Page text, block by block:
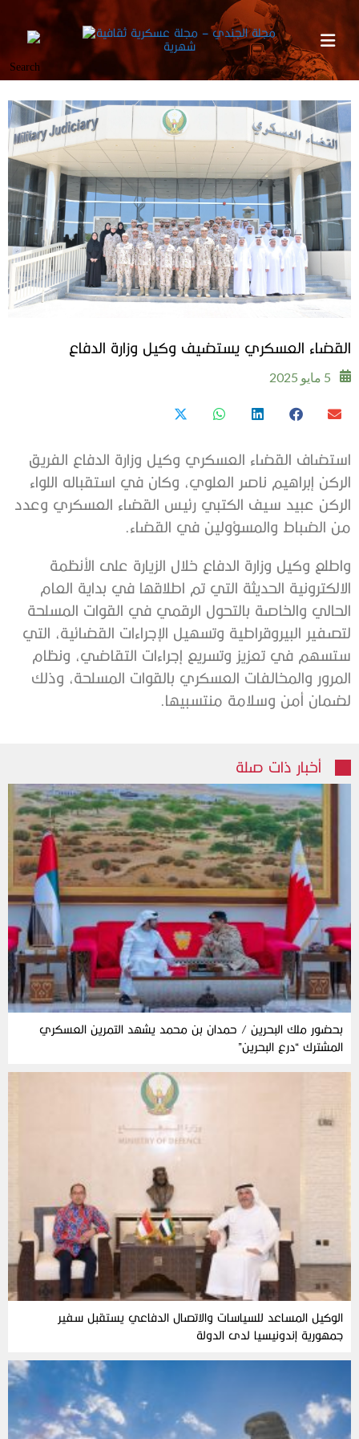
القضاء العسكري يستضيف وكيل وزارة الدفاع
5 مايو 2025
استضاف القضاء العسكري وكيل وزارة الدفاع الفريق
الركن إبراهيم ناصر العلوي، وكان في استقباله اللواء
الركن عبيد سيف الكتبي رئيس القضاء العسكري وعدد
من الضباط والمسؤولين في القضاء.
واطلع وكيل وزارة الدفاع خلال الزيارة على الأنظمة
الالكترونية الحديثة التي تم اطلاقها في بداية العام
الحالي والخاصة بالتحول الرقمي في القوات المسلحة
لتصفير البيروقراطية وتسهيل الإجراءات القضائية، التي
ستسهم في تعزيز وتسريع إجراءات التقاضي، ونظام
المرور والمخالفات العسكري بالقوات المسلحة، وذلك
لضمان أمن وسلامة منتسبيها.
أخبار ذات صلة
بحضور ملك البحرين / حمدان بن محمد يشهد التمرين العسكري
المشترك “درع البحرين”
الوكيل المساعد للسياسات والاتصال الدفاعي يستقبل سفير
جمهورية إندونيسيا لدى الدولة